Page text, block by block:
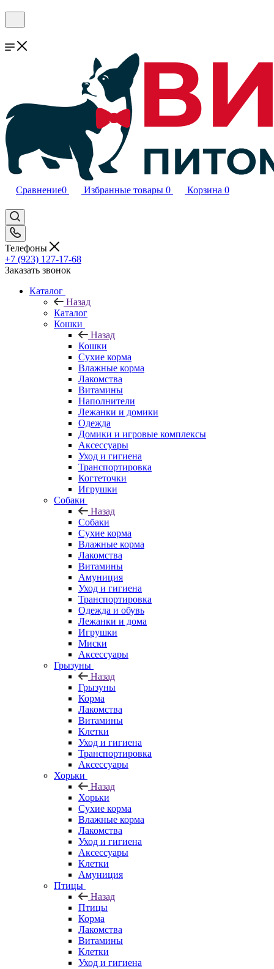
Сравнение0 Избранные товары 0 Корзина 0
Телефоны
+7 (923) 127-17-68
Заказать звонок
Каталог
Назад
Каталог
Кошки
Назад
Кошки
Сухие корма
Влажные корма
Лакомства
Витамины
Наполнители
Лежанки и домики
Одежда
Домики и игровые комплексы
Аксессуары
Уход и гигиена
Транспортировка
Когтеточки
Игрушки
Собаки
Назад
Собаки
Сухие корма
Влажные корма
Лакомства
Витамины
Амуниция
Уход и гигиена
Транспортировка
Одежда и обувь
Лежанки и дома
Игрушки
Миски
Аксессуары
Грызуны
Назад
Грызуны
Корма
Лакомства
Витамины
Клетки
Уход и гигиена
Транспортировка
Аксессуары
Хорьки
Назад
Хорьки
Сухие корма
Влажные корма
Лакомства
Уход и гигиена
Аксессуары
Клетки
Амуниция
Птицы
Назад
Птицы
Корма
Лакомства
Витамины
Клетки
Уход и гигиена